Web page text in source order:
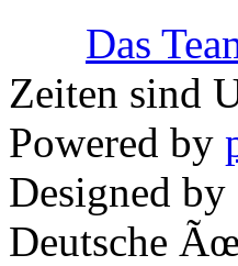
Das
Zeiten sind
Powered by
Designed
Deutsche